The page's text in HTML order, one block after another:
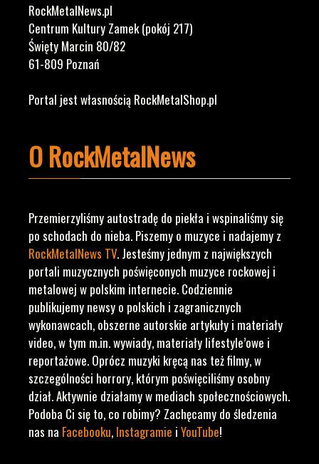
RockMetalNews.pl
Centrum Kultury Zamek (pokój 217)
Święty Marcin 80/82
61-809 Poznań
Portal jest własnością RockMetalShop.pl
O RockMetalNews
Przemierzyliśmy autostradę do piekła i wspinaliśmy się
po schodach do nieba. Piszemy o muzyce i nadajemy z
RockMetalNews TV. Jesteśmy jednym z największych
portali muzycznych poświęconych muzyce rockowej i
metalowej w polskim internecie. Codziennie
publikujemy newsy o polskich i zagranicznych
wykonawcach, obszerne autorskie artykuły i materiały
video, w tym m.in. wywiady, materiały lifestyle’owe i
reportażowe. Oprócz muzyki kręcą nas też filmy, w
szczególności horrory, którym poświęciliśmy osobny
dział. Aktywnie działamy w mediach społecznościowych.
Podoba Ci się to, co robimy? Zachęcamy do śledzenia
nas na Facebooku, Instagramie i YouTube!